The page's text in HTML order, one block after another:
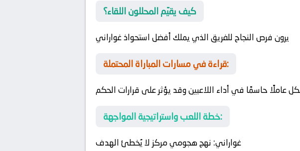
كيف يقيّم المحللون اللقاء؟
يرون فرص النجاح للفريق الذي يملك أفضل استحواذغواراني
قراءة في مسارات المباراة المحتملة:
عاملًا حاسمًا في أداء اللاعبين وقد يؤثر على قرارات الحكم
خطة اللعب واستراتيجية المواجهة:
غواراني: نهج هجومي مركز لا يُخطئ الهدف